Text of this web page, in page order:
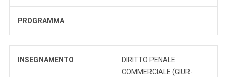
PROGRAMMA
INSEGNAMENTO
DIRITTO PENALE
COMMERCIALE (GIUR-